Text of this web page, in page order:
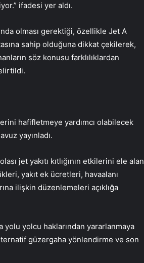
ifadesi yer aldı.
olması gerektiği, özellikle Jet A
sahip olduğuna dikkat çekilerek,
söz konusu farklılıklardan
hafifletmeye yardımcı olabilecek
yayınladı.
jet yakıtı kıtlığının etkilerini ele alan
yakıt ek ücretleri, havaalanı
ilişkin düzenlemeleri açıklığa
yolcu haklarından yararlanmaya
güzergaha yönlendirme ve son